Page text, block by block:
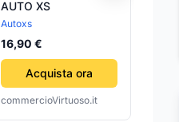
AUTO XS
Autoxs
16,90 €
Acquista ora
commercioVirtuoso.it